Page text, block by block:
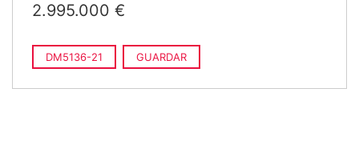
2.995.000 €
DM5136-21 GUARDAR